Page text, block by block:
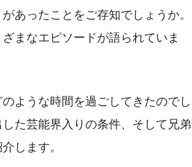
あったことをご存知でしょうか。
まなエピソードが語られていま
ような時間を過ごしてきたのでし
た芸能界入りの条件、そして兄弟
します。